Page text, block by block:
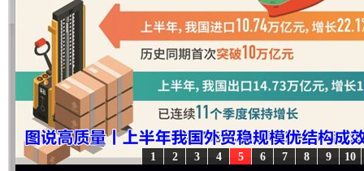
10
9
8
7
6
5
4
3
2
1